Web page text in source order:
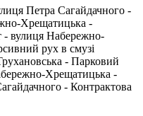
Петра Сагайдачного -
Хрещатицька -
- вулиця Набережно-
рух в смузі
- Парковий
Хрещатицька -
- Контрактова